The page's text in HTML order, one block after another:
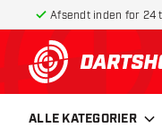
Afsendt inden for 24
ALLE KATEGORIER